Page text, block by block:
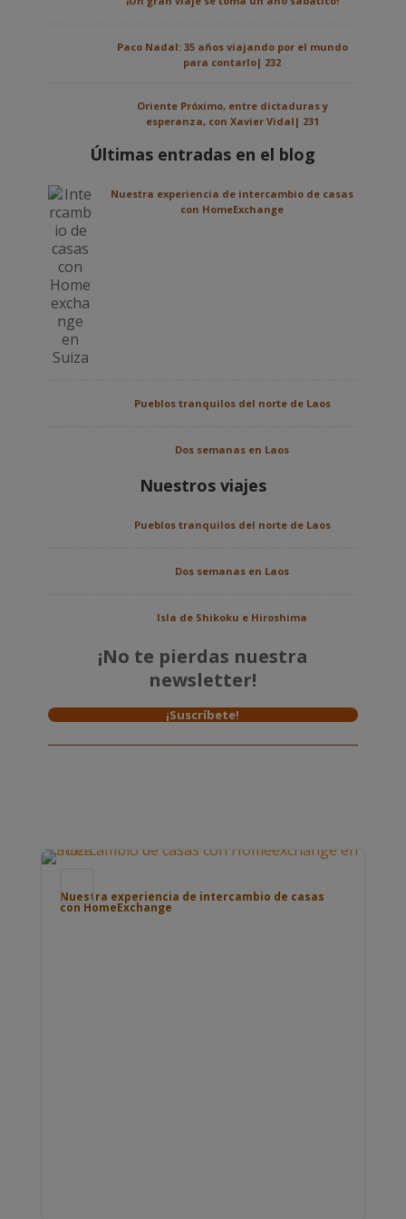
Paco Nadal: 35 años viajando por el mundo
para contarlo| 232
Oriente Próximo, entre dictaduras y
esperanza, con Xavier Vidal| 231
Últimas entradas en el blog
Nuestra experiencia de intercambio de casas
con HomeExchange
Pueblos tranquilos del norte de Laos
Dos semanas en Laos
Nuestros viajes
Pueblos tranquilos del norte de Laos
Dos semanas en Laos
Isla de Shikoku e Hiroshima
¡No te pierdas nuestra
newsletter!
¡Suscríbete!
Nuestra experiencia de intercambio de casas
con HomeExchange